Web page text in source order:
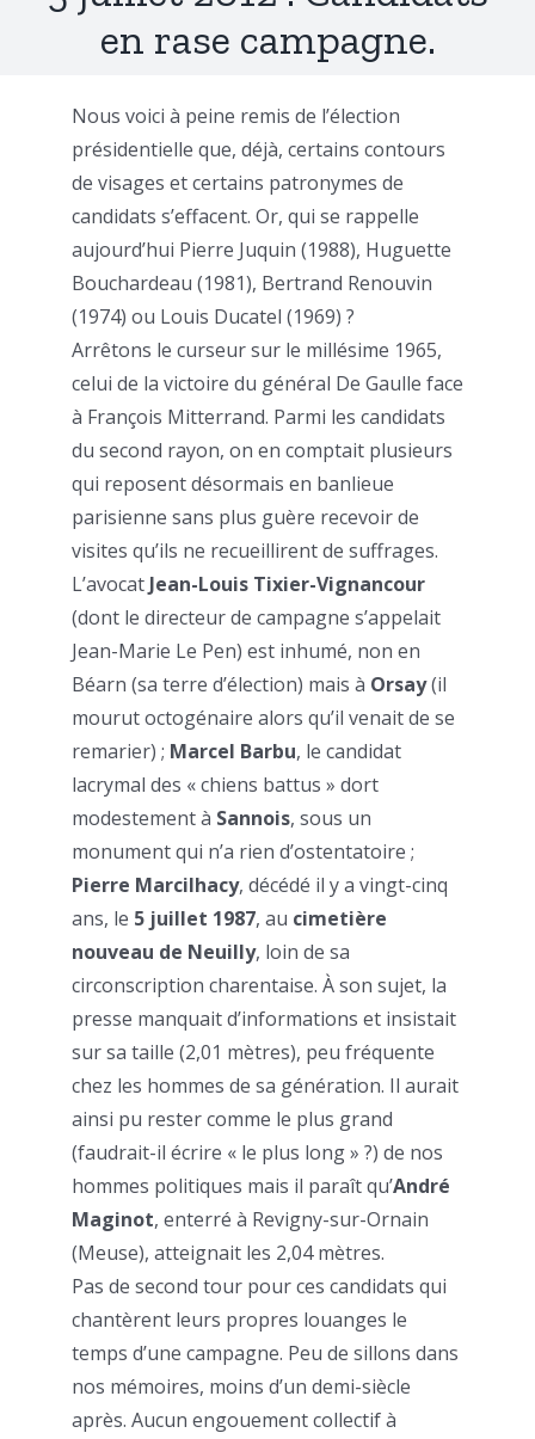
en rase campagne.
Nous voici à peine remis de l’élection
présidentielle que, déjà, certains contours
de visages et certains patronymes de
candidats s’effacent. Or, qui se rappelle
aujourd’hui Pierre Juquin (1988), Huguette
Bouchardeau (1981), Bertrand Renouvin
(1974) ou Louis Ducatel (1969) ?
Arrêtons le curseur sur le millésime 1965,
celui de la victoire du général De Gaulle face
à François Mitterrand. Parmi les candidats
du second rayon, on en comptait plusieurs
qui reposent désormais en banlieue
parisienne sans plus guère recevoir de
visites qu’ils ne recueillirent de suffrages.
L’avocat Jean-Louis Tixier-Vignancour
(dont le directeur de campagne s’appelait
Jean-Marie Le Pen) est inhumé, non en
Béarn (sa terre d’élection) mais à Orsay(il
mourut octogénaire alors qu’il venait de se
remarier) ; Marcel Barbu, le candidat
lacrymal des « chiens battus » dort
modestement à Sannois, sous un
monument qui n’a rien d’ostentatoire ;
Pierre Marcilhacy, décédé il y a vingt-cinq
ans, le 5 juillet 1987, au cimetière
nouveau de Neuilly, loin de sa
circonscription charentaise. À son sujet, la
presse manquait d’informations et insistait
sur sa taille (2,01 mètres), peu fréquente
chez les hommes de sa génération. Il aurait
ainsi pu rester comme le plus grand
(faudrait-il écrire « le plus long » ?) de nos
hommes politiques mais il paraît qu’André
Maginot, enterré à Revigny-sur-Ornain
(Meuse), atteignait les 2,04 mètres.
Pas de second tour pour ces candidats qui
chantèrent leurs propres louanges le
temps d’une campagne. Peu de sillons dans
nos mémoires, moins d’un demi-siècle
après. Aucun engouement collectif à